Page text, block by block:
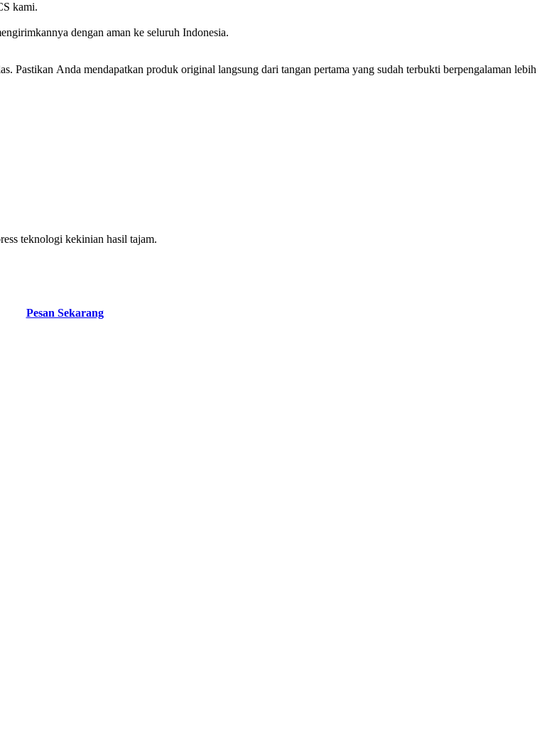
kami.
dengan aman ke seluruh Indonesia.
Pastikan Anda mendapatkan produk original langsung dari tangan pertama yang sudah terbukti berpengalaman lebih
teknologi kekinian hasil tajam.
Pesan Sekarang